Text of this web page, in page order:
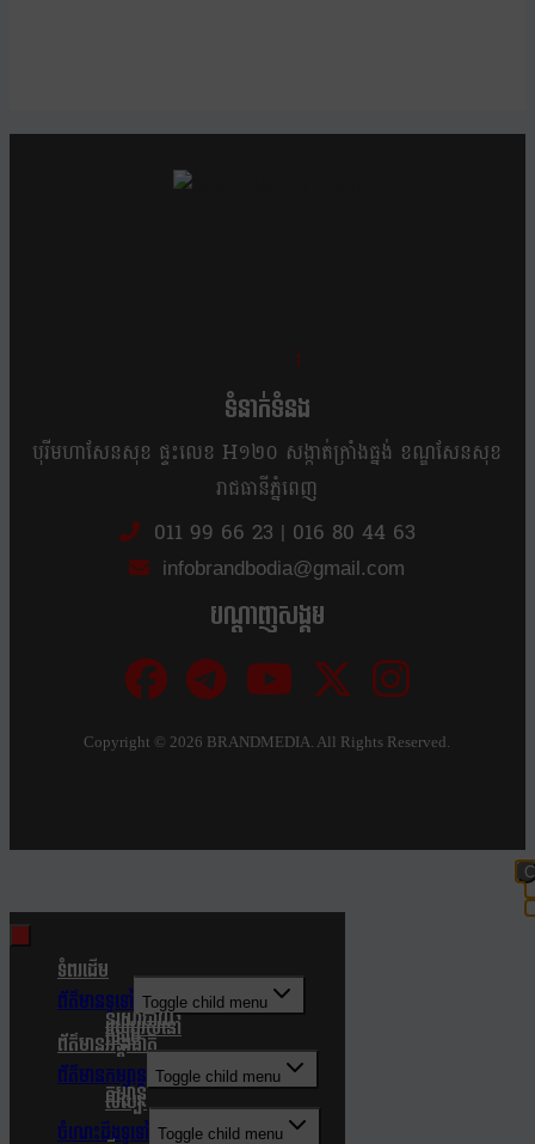
ខ្លឹម ខ្លី រហ័ស
ទំនាក់ទំនង
បុរីមហាសែនសុខ ផ្ទះលេខ H១២០ សង្កាត់ក្រាំងធ្នង់ ខណ្ឌសែនសុខ
រាជធានីភ្នំពេញ
011 99 66 23 | 016 80 44 63
infobrandbodia@gmail.com
បណ្ដាញសង្គម
Copyright ©2026 BRANDMEDIA. All Rights Reserved.
ទំពរដើម
ព័ត៌មានទូទៅ Toggle child menu
នយោបាយ
របៀបរស់នៅ
សង្គម
ព័ត៌មានអន្តរជាតិ
ព័ត៌មានកម្សាន្ត Toggle child menu
កម្សាន្ត
សិល្បៈ
ចំណេះដឹងទូទៅ Toggle child menu